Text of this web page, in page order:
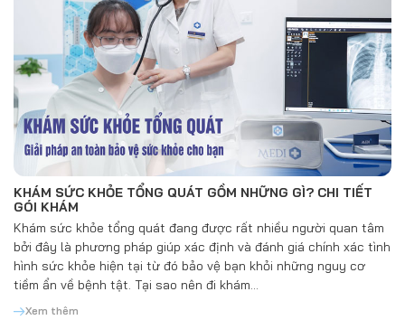
KHÁM SỨC KHỎE TỔNG QUÁT GỒM NHỮNG GÌ? CHI TIẾT
GÓI KHÁM
Khám sức khỏe tổng quát đang được rất nhiều người quan tâm
bởi đây là phương pháp giúp xác định và đánh giá chính xác tình
hình sức khỏe hiện tại từ đó bảo vệ bạn khỏi những nguy cơ
tiềm ẩn về bệnh tật. Tại sao nên đi khám…
Xem thêm